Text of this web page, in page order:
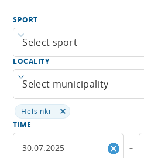
SPORT
Open menu
LOCALITY
Open menu
Helsinki
TIME
–